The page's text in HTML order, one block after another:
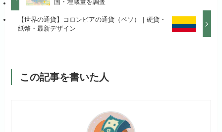
国・埋蔵量を調査
【世界の通貨】コロンビアの通貨（ペソ）｜硬貨・
紙幣・最新デザイン
この記事を書いた人